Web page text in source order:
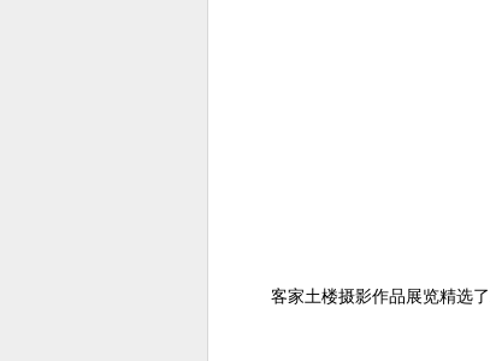
客家土楼摄影作品展览精选了